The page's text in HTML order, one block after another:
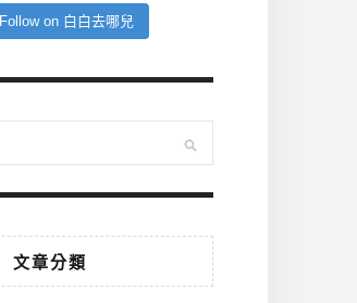
Follow on 白白去哪兒
文章分類